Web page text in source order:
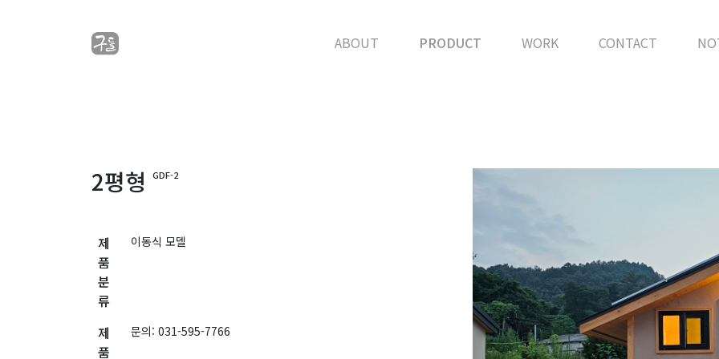
ABOUT PRODUCT WORK CONTACT
2평형 GDF-2
제
품
분
류
이동식 모델
제
품
문의: 031-595-7766